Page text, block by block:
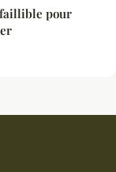
pour